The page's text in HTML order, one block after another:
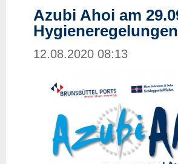
Azubi Ahoi am
Hygieneregelungen
12.08.2020 08:13